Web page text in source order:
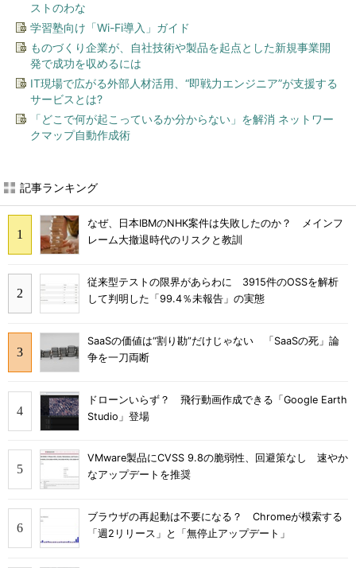
ストのわな
学習塾向け「Wi-Fi導入」ガイド
ものづくり企業が、自社技術や製品を起点とした新規事業開
発で成功を収めるには
IT現場で広がる外部人材活用、“即戦力エンジニア”が支援する
サービスとは?
「どこで何が起こっているか分からない」を解消 ネットワー
クマップ自動作成術
記事ランキング
なぜ、日本IBMのNHK案件は失敗したのか？ メインフ
レーム大撤退時代のリスクと教訓
従来型テストの限界があらわに 3915件のOSSを解析
して判明した「99.4％未報告」の実態
SaaSの価値は“割り勘”だけじゃない 「SaaSの死」論
争を一刀両断
ドローンいらず？ 飛行動画作成できる「Google Earth
Studio」登場
VMware製品にCVSS 9.8の脆弱性、回避策なし 速やか
なアップデートを推奨
ブラウザの再起動は不要になる？ Chromeが模索する
「週2リリース」と「無停止アップデート」